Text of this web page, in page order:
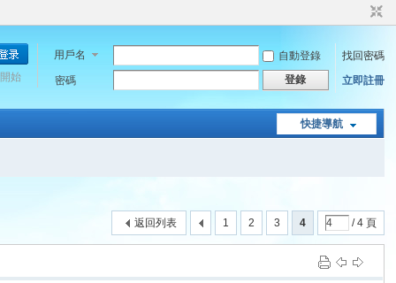
用戶名 自動登錄
找回密碼
密碼
登錄 立即註冊
始
快捷導航
1 2 3 4 / 4 頁
返回列表